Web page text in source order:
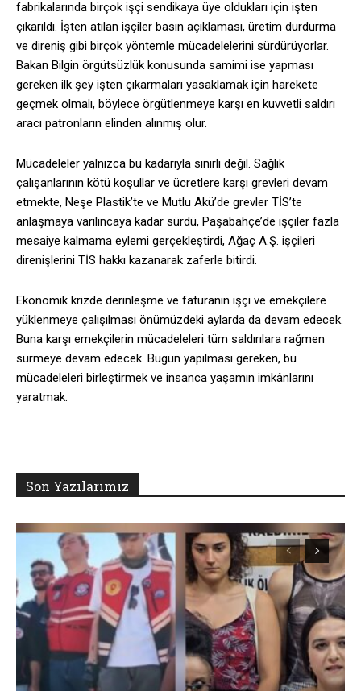
fabrikalarında birçok işçi sendikaya üye oldukları için işten
çıkarıldı. İşten atılan işçiler basın açıklaması, üretim durdurma
ve direniş gibi birçok yöntemle mücadelelerini sürdürüyorlar.
Bakan Bilgin örgütsüzlük konusunda samimi ise yapması
gereken ilk şey işten çıkarmaları yasaklamak için harekete
geçmek olmalı, böylece örgütlenmeye karşı en kuvvetli saldırı
aracı patronların elinden alınmış olur.
Mücadeleler yalnızca bu kadarıyla sınırlı değil. Sağlık
çalışanlarının kötü koşullar ve ücretlere karşı grevleri devam
etmekte, Neşe Plastik’te ve Mutlu Akü’de grevler TİS’te
anlaşmaya varılıncaya kadar sürdü, Paşabahçe’de işçiler fazla
mesaiye kalmama eylemi gerçekleştirdi, Ağaç A.Ş. işçileri
direnişlerini TİS hakkı kazanarak zaferle bitirdi.
Ekonomik krizde derinleşme ve faturanın işçi ve emekçilere
yüklenmeye çalışılması önümüzdeki aylarda da devam edecek.
Buna karşı emekçilerin mücadeleleri tüm saldırılara rağmen
sürmeye devam edecek. Bugün yapılması gereken, bu
mücadeleleri birleştirmek ve insanca yaşamın imkânlarını
yaratmak.
Son Yazılarımız